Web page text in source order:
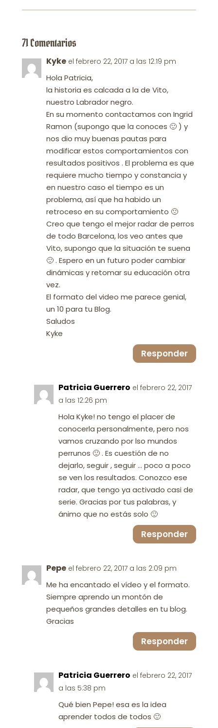
71 Comentarios
Kyke el febrero 22, 2017 a las 12:19 pm
Hola Patricia,
la historia es calcada a la de Vito,
nuestro Labrador negro.
En su momento contactamos con Ingrid
Ramon (supongo que la conoces 🙂 ) y
nos dio muy buenas pautas para
modificar estos comportamientos con
resultados positivos . El problema es que
requiere mucho tiempo y constancia y
en nuestro caso el tiempo es un
problema, así que ha habido un
retroceso en su comportamiento 🙁
Creo que tengo el mejor radar de perros
de todo Barcelona, los veo antes que
Vito, supongo que la situación te suena
🙂 . Espero en un futuro poder cambiar
dinámicas y retomar su educación otra
vez.
El formato del video me parece genial,
un 10 para tu Blog.
Saludos
Kyke
Responder
Patricia Guerrero el febrero 22, 2017
a las 12:26 pm
Hola Kyke! no tengo el placer de
conocerla personalmente, pero nos
vamos cruzando por lso mundos
perrunos 🙂 . Es cuestión de no
dejarlo, seguir , seguir … poco a poco
se ven los resultados. Conozco ese
radar, que tengo ya activado casi de
serie. Gracias por tus palabras, y
ánimo que no estás solo 🙂
Responder
Pepe el febrero 22, 2017 a las 2:09 pm
Me ha encantado el vídeo y el formato.
Siempre aprendo un montón de
pequeños grandes detalles en tu blog.
Gracias
Responder
Patricia Guerrero el febrero 22, 2017
a las 5:38 pm
Qué bien Pepe! esa es la idea
aprender todos de todos 🙂